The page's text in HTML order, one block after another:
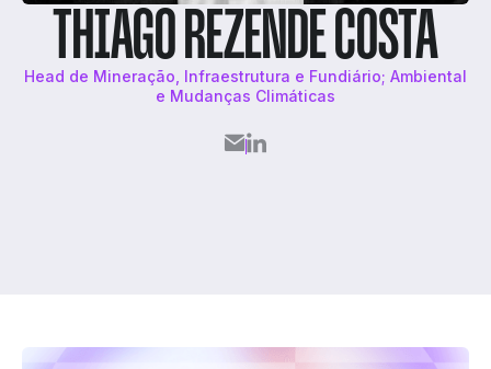
THIAGO REZENDE COSTA
Head de Mineração, Infraestrutura e Fundiário; Ambiental
e Mudanças Climáticas